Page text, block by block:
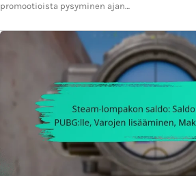
promootioista pysyminen ajan…